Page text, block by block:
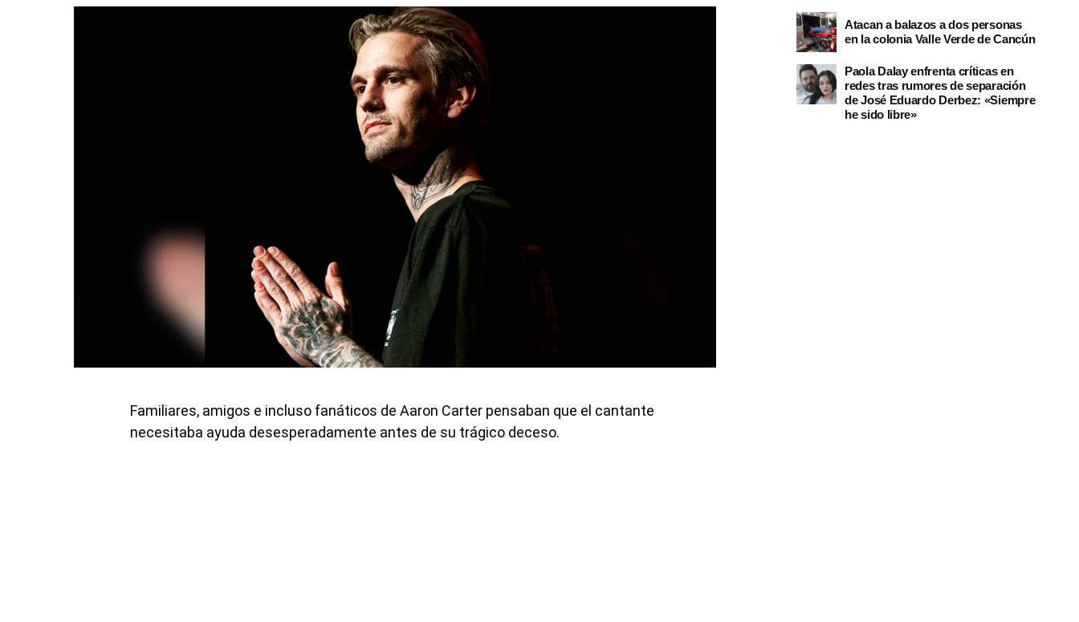
Familiares, amigos e incluso fanáticos de Aaron Carter pensaban que el cantante
necesitaba ayuda desesperadamente antes de su trágico deceso.
Atacan a balazos a dos personas
en la colonia Valle Verde de Cancún
Paola Dalay enfrenta críticas en
redes tras rumores de separación
de José Eduardo Derbez: «Siempre
he sido libre»